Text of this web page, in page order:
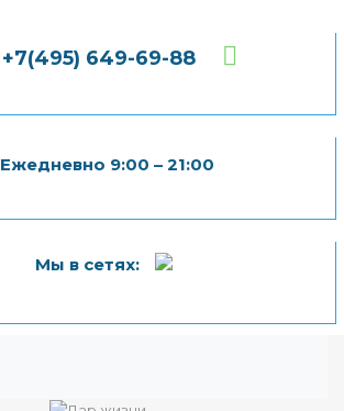
+7(495) 649-69-88
Ежедневно 9:00 – 21:00
Мы в сетях: